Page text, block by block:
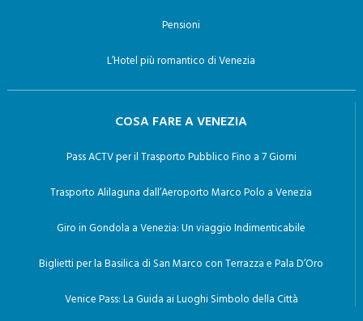
Pensioni
L’Hotel più romantico di Venezia
COSA FARE A VENEZIA
Pass ACTV per il Trasporto Pubblico Fino a 7 Giorni
Trasporto Alilaguna dall’Aeroporto Marco Polo a Venezia
Giro in Gondola a Venezia: Un viaggio Indimenticabile
Biglietti per la Basilica di San Marco con Terrazza e Pala D’Oro
Venice Pass: La Guida ai Luoghi Simbolo della Città